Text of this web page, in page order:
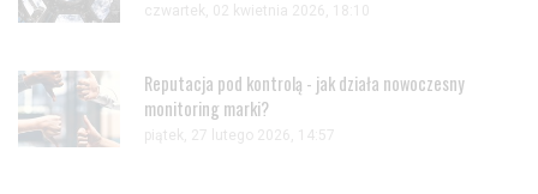
czwartek, 02 kwietnia 2026, 18:10
Reputacja pod kontrolą - jak działa nowoczesny
monitoring marki?
piątek, 27 lutego 2026, 14:57